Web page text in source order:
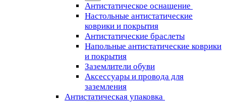
Антистатическое оснащение
Настольные антистатические
коврики и покрытия
Антистатические браслеты
Напольные антистатические коврики
и покрытия
Заземлители обуви
Аксессуары и провода для
заземления
Антистатическая упаковка